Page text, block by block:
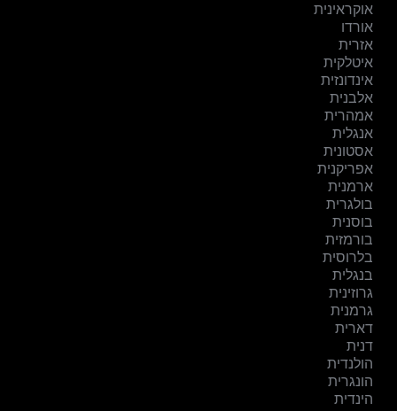
אוקראינית
אורדו
אזרית
איטלקית
אינדונזית
אלבנית
אמהרית
אנגלית
אסטונית
אפריקנית
ארמנית
בולגרית
בוסנית
בורמזית
בלרוסית
בנגלית
גרוזינית
גרמנית
דארית
דנית
הולנדית
הונגרית
הינדית